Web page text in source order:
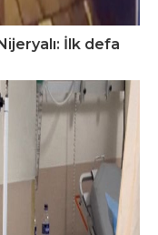
İlk defa